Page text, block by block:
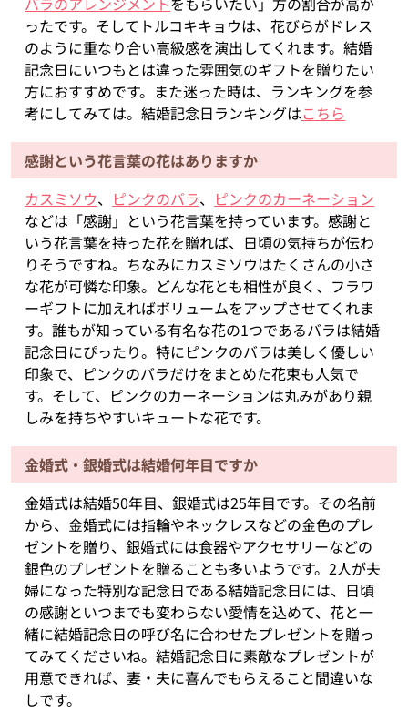
ったです。そしてトルコキキョウは、花びらがドレス
のように重なり合い高級感を演出してくれます。結婚
記念日にいつもとは違った雰囲気のギフトを贈りたい
方におすすめです。また迷った時は、ランキングを参
考にしてみては。結婚記念日ランキングはこちら
感謝という花言葉の花はありますか
カスミソウ、 ピンクのバラ、 ピンクのカーネーション
などは「感謝」という花言葉を持っています。感謝と
いう花言葉を持った花を贈れば、日頃の気持ちが伝わ
りそうですね。ちなみにカスミソウはたくさんの小さ
な花が可憐な印象。どんな花とも相性が良く、フラワ
ーギフトに加えればボリュームをアップさせてくれま
す。誰もが知っている有名な花の1つであるバラは結婚
記念日にぴったり。特にピンクのバラは美しく優しい
印象で、ピンクのバラだけをまとめた花束も人気で
す。そして、ピンクのカーネーションは丸みがあり親
しみを持ちやすいキュートな花です。
金婚式・銀婚式は結婚何年目ですか
金婚式は結婚50年目、銀婚式は25年目です。その名前
から、金婚式には指輪やネックレスなどの金色のプレ
ゼントを贈り、銀婚式には食器やアクセサリーなどの
銀色のプレゼントを贈ることも多いようです。2人が夫
婦になった特別な記念日である結婚記念日には、日頃
の感謝といつまでも変わらない愛情を込めて、花と一
緒に結婚記念日の呼び名に合わせたプレゼントを贈っ
てみてくださいね。結婚記念日に素敵なプレゼントが
用意できれば、妻・夫に喜んでもらえること間違いな
しです。